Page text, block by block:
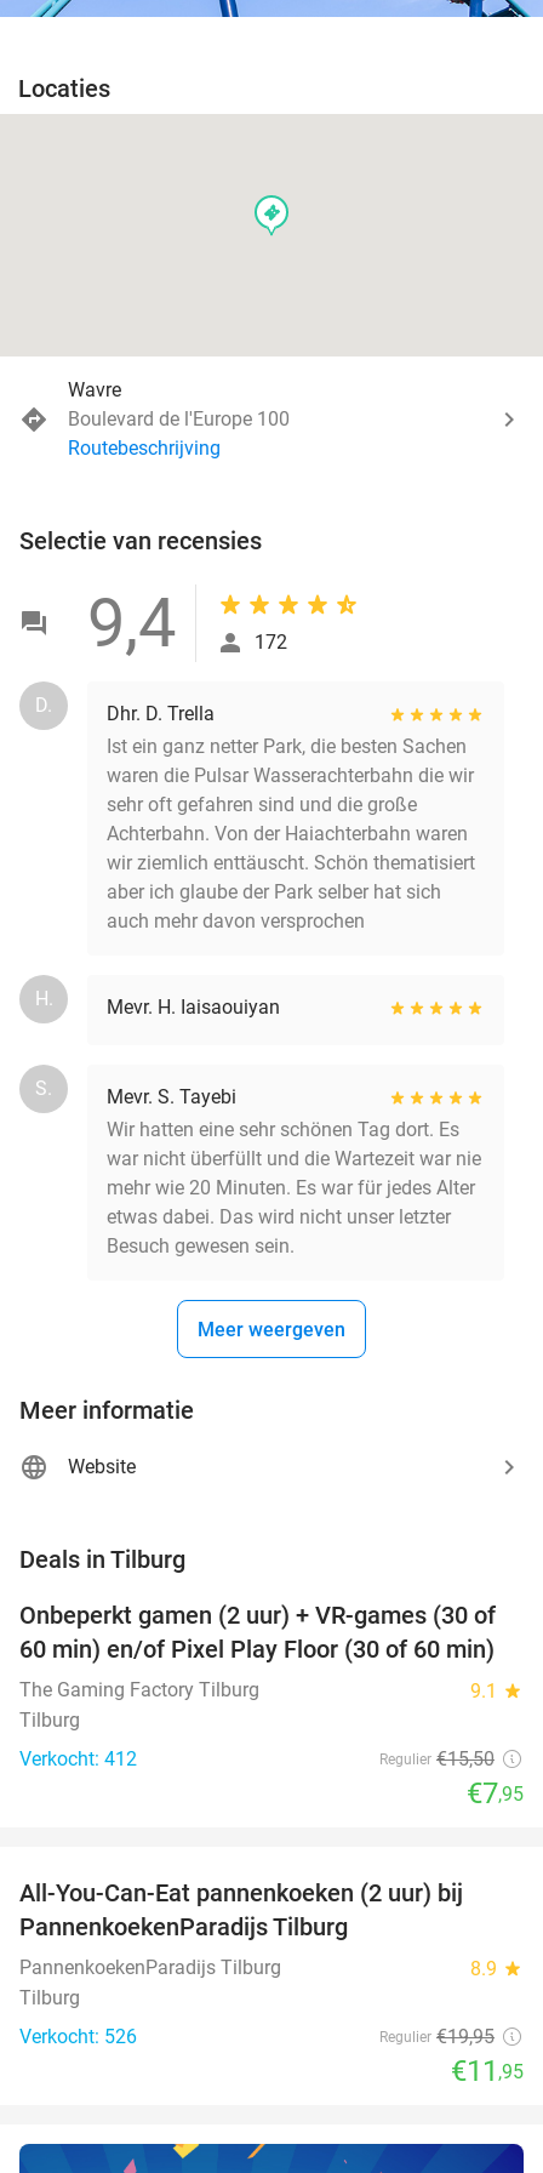
Locaties
events
Wavre
Boulevard de l'Europe 100
Routebeschrijving
Selectie van recensies
9,4 172
D.
Dhr. D. Trella
Ist ein ganz netter Park, die besten Sachen
waren die Pulsar Wasserachterbahn die wir
sehr oft gefahren sind und die große
Achterbahn. Von der Haiachterbahn waren
wir ziemlich enttäuscht. Schön thematisiert
aber ich glaube der Park selber hat sich
auch mehr davon versprochen
H. Mevr. H. Iaisaouiyan
S.
Mevr. S. Tayebi
Wir hatten eine sehr schönen Tag dort. Es
war nicht überfüllt und die Wartezeit war nie
mehr wie 20 Minuten. Es war für jedes Alter
etwas dabei. Das wird nicht unser letzter
Besuch gewesen sein.
Meer weergeven
Meer informatie
Website
Deals in Tilburg
49%
Onbeperkt gamen (2 uur) + VR-games (30 of
60 min) en/of Pixel Play Floor (30 of 60 min)
The Gaming Factory Tilburg 9.1 star
Tilburg
Verkocht: 412
Regulier €15,50
€7,95
All-You-Can-Eat pannenkoeken (2 uur) bij
PannenkoekenParadijs Tilburg
PannenkoekenParadijs Tilburg 8.9 star
Tilburg
Verkocht: 526
Regulier €19,95
€11 ,95